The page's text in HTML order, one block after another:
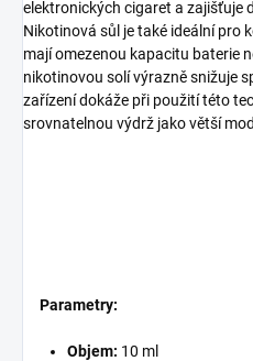
elektronických cigaret a zajišťuje
Nikotinová sůl je také ideální pro
mají omezenou kapacitu baterie
nikotinovou solí výrazně snižuje
zařízení dokáže při použití této
srovnatelnou výdrž jako větší
Parametry:
Objem: 10 ml